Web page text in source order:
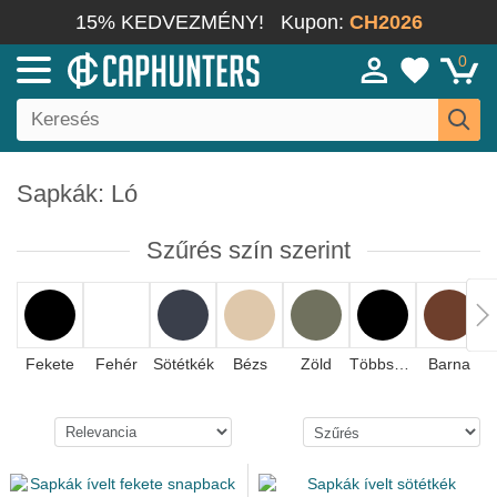
15% KEDVEZMÉNY! Kupon: CH2026
0
Sapkák: Ló
Szűrés szín szerint
Fekete Fehér Sötétkék Bézs Zöld Barna